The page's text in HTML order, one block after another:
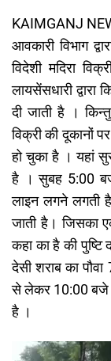
KAIMGANJ
आवकारी विभाग
विदेशी मदिरा
लायसेंसधारी
दी जाती है ।
विक्री की दूकानों
हो चुका है । यहां
है । सुबह 5:00
लाइन लगने लगती
जाती है। जिसका
कहा का है की पुष्टि
देसी शराब का
से लेकर 10:00 बजे
है ।
Video